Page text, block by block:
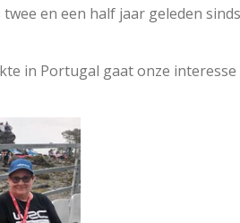
en een half jaar geleden
in Portugal gaat onze